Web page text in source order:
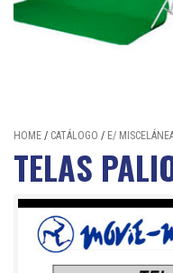
HOME / CATÁLOGO / E/
TELAS